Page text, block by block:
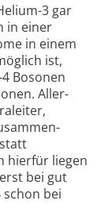
3 gar
in einer
in einem
ist,
Bosonen
Aller­
hierfür liegen
bei gut
bei